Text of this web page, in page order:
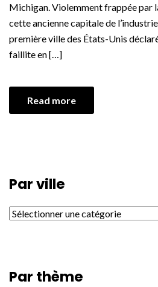
Michigan. Violemment frappée par
cette ancienne capitale de
première ville des États-Unis
faillite en […]
Read more
Par ville
Par ville
Par thème